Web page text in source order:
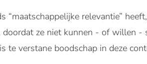
relevantie”
ze niet kunnen - of willen -
te verstane boodschap in deze